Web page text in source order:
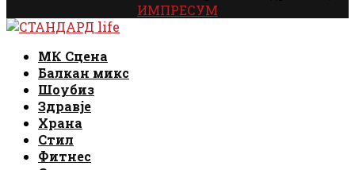
ИМПРЕСУМ
Facebook
Instagram
Email
Rss
МК Сцена
Балкан микс
Шоубиз
Здравје
Храна
Стил
Фитнес